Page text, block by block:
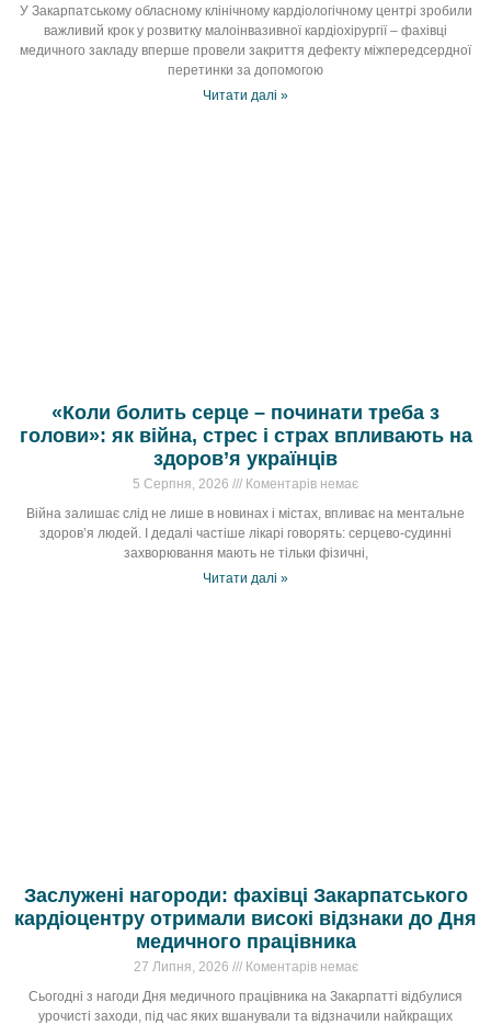
У Закарпатському обласному клінічному кардіологічному центрі зробили
важливий крок у розвитку малоінвазивної кардіохірургії – фахівці
медичного закладу вперше провели закриття дефекту міжпередсердної
перетинки за допомогою
Читати далі »
«Коли болить серце – починати треба з
голови»: як війна, стрес і страх впливають на
здоров’я українців
5 Серпня, 2026
Коментарів немає
Війна залишає слід не лише в новинах і містах, впливає на ментальне
здоров’я людей. І дедалі частіше лікарі говорять: серцево-судинні
захворювання мають не тільки фізичні,
Читати далі »
Заслужені нагороди: фахівці Закарпатського
кардіоцентру отримали високі відзнаки до Дня
медичного працівника
27 Липня, 2026
Коментарів немає
Сьогодні з нагоди Дня медичного працівника на Закарпатті відбулися
урочисті заходи, під час яких вшанували та відзначили найкращих